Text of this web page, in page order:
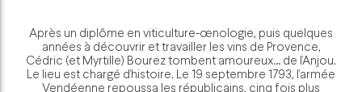
Après un diplôme en viticulture-œnologie, puis quelques
années à découvrir et travailler les vins de Provence,
Cédric (et Myrtille) Bourez tombent amoureux… de l’Anjou.
Le lieu est chargé d’histoire. Le 19 septembre 1793, l’armée
Vendéenne repoussa les républicains, cinq fois plus